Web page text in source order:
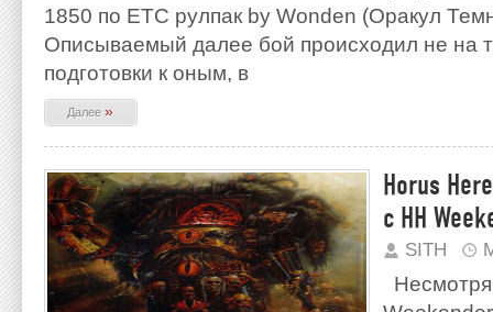
1850 по ЕТС рулпак by Wonden (Оракул
Описываемый далее бой происходил не на
подготовки к оным, в
Далее»
Horus
с HH
SITH